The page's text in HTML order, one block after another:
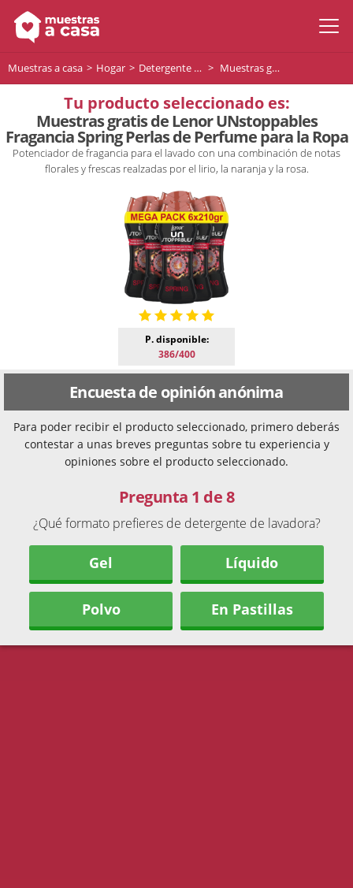
Muestras a casa Hogar Detergente Lavadora Muestras gratis de Lenor UNstoppables Fragancia Spring Perlas de Perfume para la Ropa
Tu producto seleccionado es:
Muestras gratis de Lenor UNstoppables
Fragancia Spring Perlas de Perfume para la Ropa
Potenciador de fragancia para el lavado con una combinación de notas
florales y frescas realzadas por el lirio, la naranja y la rosa.
P. disponible:
386/400
Encuesta de opinión anónima
Para poder recibir el producto seleccionado, primero deberás
contestar a unas breves preguntas sobre tu experiencia y
opiniones sobre el producto seleccionado.
Pregunta 1 de 8
¿Qué formato prefieres de detergente de lavadora?
Gel Líquido
Polvo En Pastillas